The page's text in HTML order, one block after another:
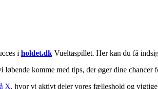
i holdet.dk Vueltaspillet. Her kan du få
løbende komme med tips, der øger dine chancer
X, hvor vi aktivt deler vores fælleshold og